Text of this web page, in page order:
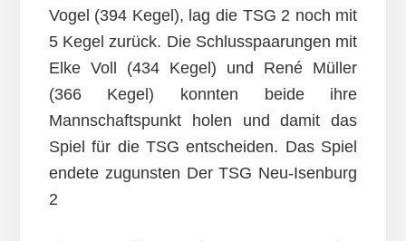
Vogel (394 Kegel), lag die TSG 2 noch mit
5 Kegel zurück. Die Schlusspaarungen mit
Elke Voll (434 Kegel) und René Müller
(366 Kegel) konnten beide ihre
Mannschaftspunkt holen und damit das
Spiel für die TSG entscheiden. Das Spiel
endete zugunsten Der TSG Neu-Isenburg
2